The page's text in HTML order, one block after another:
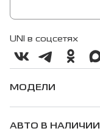
UNI в соцсетях
МОДЕЛИ
АВТО В НАЛИЧИИ